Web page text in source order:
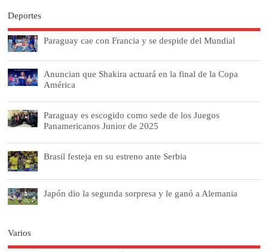
Deportes
Paraguay cae con Francia y se despide del Mundial
Anuncian que Shakira actuará en la final de la Copa
América
Paraguay es escogido como sede de los Juegos
Panamericanos Junior de 2025
Brasil festeja en su estreno ante Serbia
Japón dio la segunda sorpresa y le ganó a Alemania
Varios